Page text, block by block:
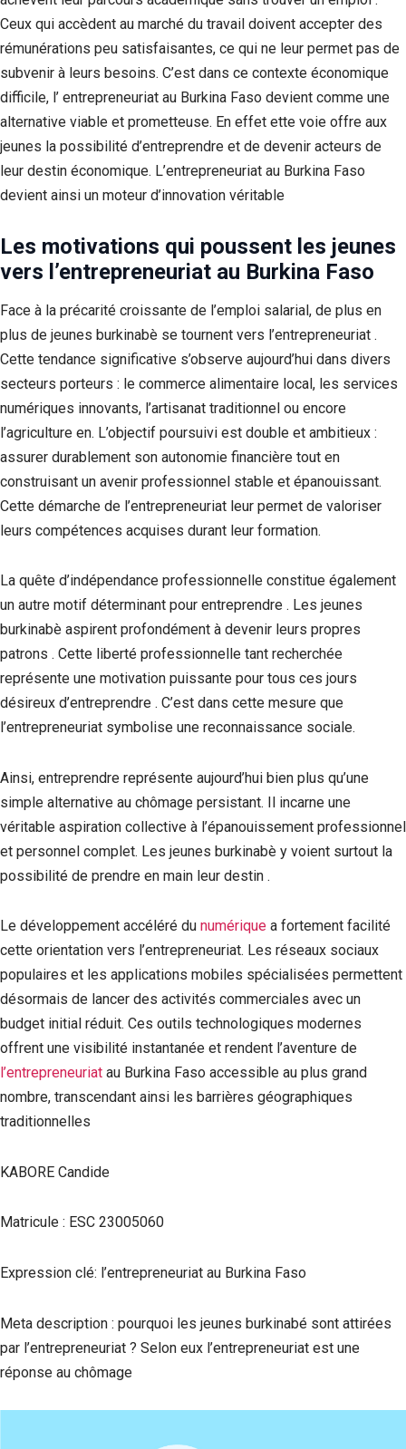
Ceux qui accèdent au marché du travail doivent accepter des
rémunérations peu satisfaisantes, ce qui ne leur permet pas de
subvenir à leurs besoins. C’est dans ce contexte économique
difficile, l’ entrepreneuriat au Burkina Faso devient comme une
alternative viable et prometteuse. En effet ette voie offre aux
jeunes la possibilité d’entreprendre et de devenir acteurs de
leur destin économique. L’entrepreneuriat au Burkina Faso
devient ainsi un moteur d’innovation véritable
Les motivations qui poussent les jeunes
vers l’entrepreneuriat au Burkina Faso
Face à la précarité croissante de l’emploi salarial, de plus en
plus de jeunes burkinabè se tournent vers l’entrepreneuriat .
Cette tendance significative s’observe aujourd’hui dans divers
secteurs porteurs : le commerce alimentaire local, les services
numériques innovants, l’artisanat traditionnel ou encore
l’agriculture en. L’objectif poursuivi est double et ambitieux :
assurer durablement son autonomie financière tout en
construisant un avenir professionnel stable et épanouissant.
Cette démarche de l’entrepreneuriat leur permet de valoriser
leurs compétences acquises durant leur formation.
La quête d’indépendance professionnelle constitue également
un autre motif déterminant pour entreprendre . Les jeunes
burkinabè aspirent profondément à devenir leurs propres
patrons . Cette liberté professionnelle tant recherchée
représente une motivation puissante pour tous ces jours
désireux d’entreprendre . C’est dans cette mesure que
l’entrepreneuriat symbolise une reconnaissance sociale.
Ainsi, entreprendre représente aujourd’hui bien plus qu’une
simple alternative au chômage persistant. Il incarne une
véritable aspiration collective à l’épanouissement professionnel
et personnel complet. Les jeunes burkinabè y voient surtout la
possibilité de prendre en main leur destin .
Le développement accéléré du numérique a fortement facilité
cette orientation vers l’entrepreneuriat. Les réseaux sociaux
populaires et les applications mobiles spécialisées permettent
désormais de lancer des activités commerciales avec un
budget initial réduit. Ces outils technologiques modernes
offrent une visibilité instantanée et rendent l’aventure de
l’entrepreneuriat au Burkina Faso accessible au plus grand
nombre, transcendant ainsi les barrières géographiques
traditionnelles
KABORE Candide
Matricule : ESC 23005060
Expression clé: l’entrepreneuriat au Burkina Faso
Meta description : pourquoi les jeunes burkinabé sont attirées
par l’entrepreneuriat ? Selon eux l’entrepreneuriat est une
réponse au chômage